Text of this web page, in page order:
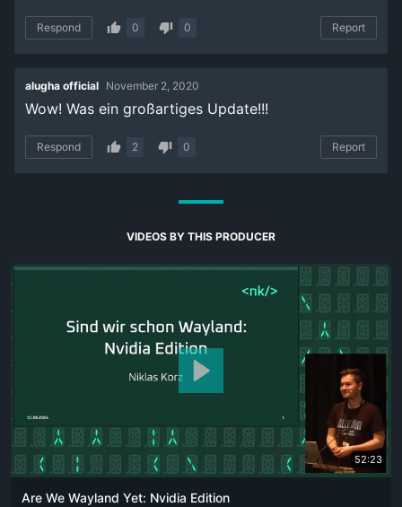
Respond 0 0 Report
alugha official November 2, 2020
Wow! Was ein großartiges Update!!!
Respond 2 0 Report
VIDEOS BY THIS PRODUCER
52:23
Are We Wayland Yet: Nvidia Edition